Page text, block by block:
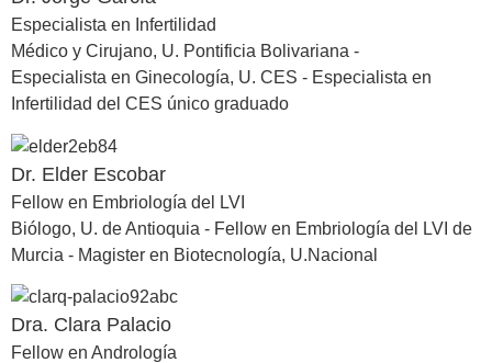
Especialista en Infertilidad
Médico y Cirujano, U. Pontificia Bolivariana -
Especialista en Ginecología, U. CES - Especialista en
Infertilidad del CES único graduado
Dr. Elder Escobar
Fellow en Embriología del LVI
Biólogo, U. de Antioquia - Fellow en Embriología del LVI de
Murcia - Magister en Biotecnología, U.Nacional
Dra. Clara Palacio
Fellow en Andrología